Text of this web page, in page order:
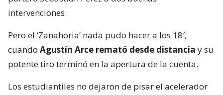
Eduardo Vargas aprovechó un notable
certera definición puso el 2-0 de#LaU
ante Palestino, en este
#MatchdayDomingode la Fecha 18 por